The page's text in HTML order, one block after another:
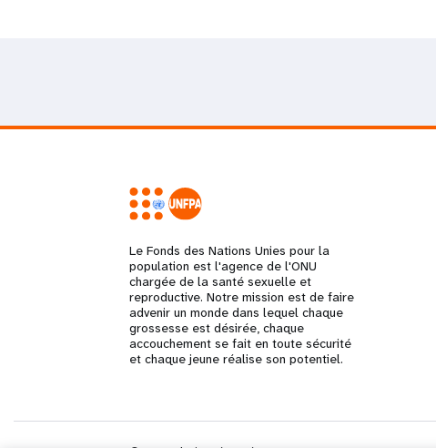
Le Fonds des Nations Unies pour la
population est l'agence de l'ONU
chargée de la santé sexuelle et
reproductive. Notre mission est de faire
advenir un monde dans lequel chaque
grossesse est désirée, chaque
accouchement se fait en toute sécurité
et chaque jeune réalise son potentiel.